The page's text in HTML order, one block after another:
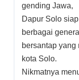
gending Jawa,
Dapur Solo
berbagai
bersantap
kota Solo.
Nikmatnya